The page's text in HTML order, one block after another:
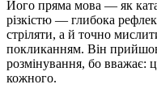
Його пряма мова — як
різкістю — глибока
стріляти, а й точно
покликанням. Він
розмінування, бо вважає:
кожного.